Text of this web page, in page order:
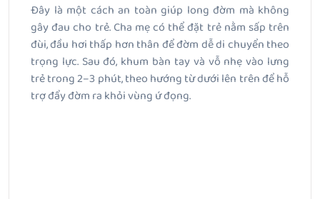
Đây là một cách an toàn giúp long đờm mà không
gây đau cho trẻ. Cha mẹ có thể đặt trẻ nằm sấp trên
đùi, đầu hơi thấp hơn thân để đờm dễ di chuyển theo
trọng lực. Sau đó, khum bàn tay và vỗ nhẹ vào lưng
trẻ trong 2–3 phút, theo hướng từ dưới lên trên để hỗ
trợ đẩy đờm ra khỏi vùng ứ đọng.